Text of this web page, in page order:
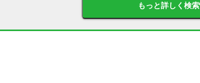
もっと詳しく検索